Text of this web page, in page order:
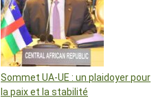
Sommet UA-UE : un plaidoyer pour
la paix et la stabilité